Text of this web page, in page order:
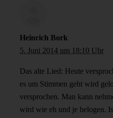
Heinrich Bork
5. Juni 2014 um 18:10 Uhr
Das alte Lied: Heute
es um Stimmen geht wird
versprochen. Man kann
wird wie eh und je belogen.